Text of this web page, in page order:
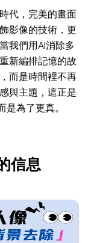
代，完美的畫面
影像的技術，更
我們用AI消除多
新編排記憶的故
而是時間裡不再
與主題，這正是
為了更真。
信息